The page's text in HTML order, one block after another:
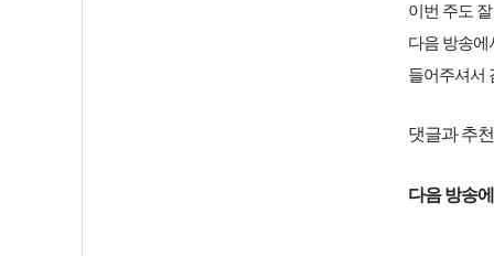
이번 주도
다음 방송에
들어주셔서
댓글과 추
다음 방송